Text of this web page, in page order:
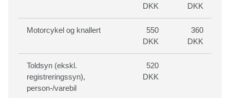
DKK
DKK
Motorcykel og knallert
550
DKK
360
DKK
Toldsyn (ekskl.
registreringssyn),
person-/varebil
520
DKK